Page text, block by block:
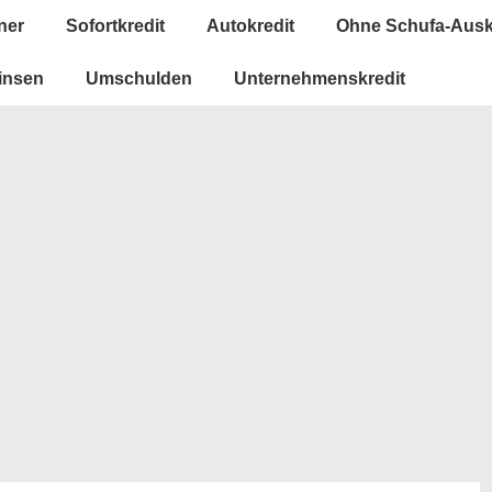
Sofortkredit Autokredit Ohne Schufa-
Umschulden Unternehmenskredit